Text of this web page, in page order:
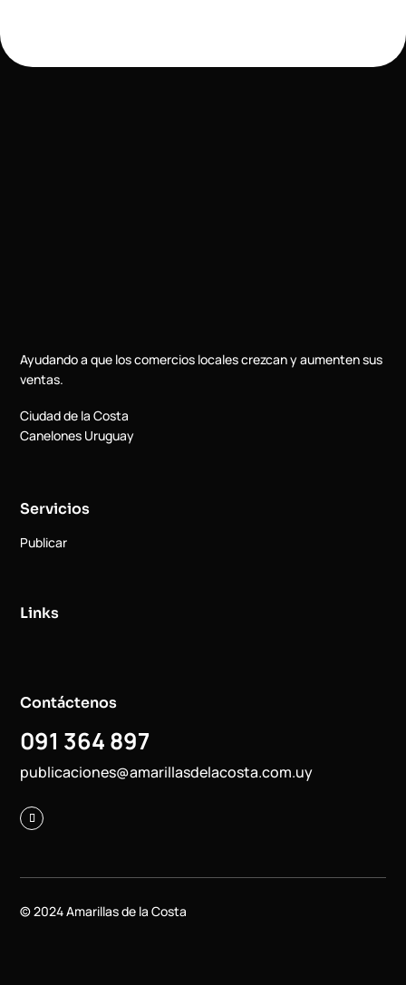
Ayudando a que los comercios locales crezcan y aumenten sus
ventas.
Ciudad de la Costa
Canelones Uruguay
Servicios
Publicar
Links
Contáctenos
091 364 897
publicaciones@amarillasdelacosta.com.uy
© 2024 Amarillas de la Costa